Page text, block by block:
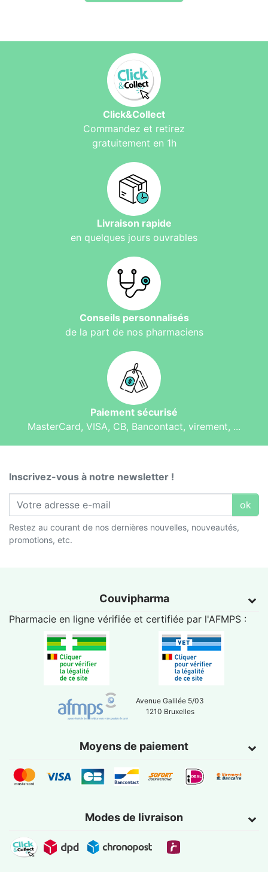
Click&Collect
Commandez et retirez
gratuitement en 1h
Livraison rapide
en quelques jours ouvrables
Conseils personnalisés
de la part de nos pharmaciens
Paiement sécurisé
MasterCard, VISA, CB, Bancontact, virement, ...
Inscrivez-vous à notre newsletter !
ok
Restez au courant de nos dernières nouvelles, nouveautés,
promotions, etc.
Couvipharma
Pharmacie en ligne vérifiée et certifiée par l'AFMPS :
Avenue Galilée 5/03
1210 Bruxelles
Moyens de paiement
Modes de livraison